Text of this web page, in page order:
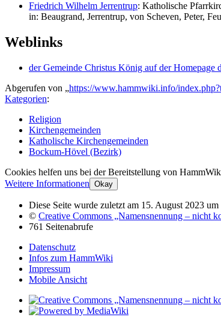
Friedrich Wilhelm Jerrentrup: Katholische
in: Beaugrand, Jerrentrup, von Scheven, Peter,
Weblinks
der Gemeinde Christus König auf der
Abgerufen von „https://www.hammwiki.info/
Kategorien:
Religion
Kirchengemeinden
Katholische Kirchengemeinden
Bockum-Hövel (Bezirk)
Cookies helfen uns bei der Bereitstellung von
Weitere Informationen Okay
Diese Seite wurde zuletzt am 15. August 2023
© Creative Commons „Namensnennung – nicht
761 Seitenabrufe
Datenschutz
Infos zum HammWiki
Impressum
Mobile Ansicht